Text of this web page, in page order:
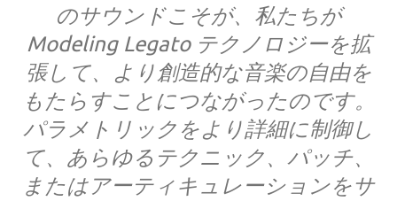
のサウンドこそが、私たちが
Modeling Legato テクノロジーを拡
張して、より創造的な音楽の自由を
もたらすことにつながったのです。
パラメトリックをより詳細に制御し
て、あらゆるテクニック、パッチ、
またはアーティキュレーションをサ